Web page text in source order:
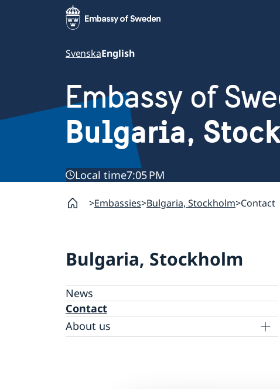
SvenskaEnglish
Embassy of
Bulgaria,
Local time7:05 PM
Embassies Bulgaria, Stockholm Contact
Bulgaria, Stockholm
News
Contact
About us